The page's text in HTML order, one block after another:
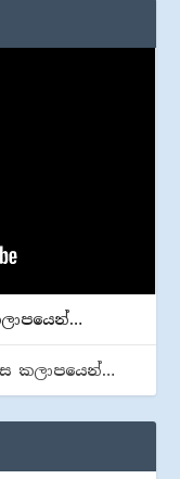
කලාපයෙන්…